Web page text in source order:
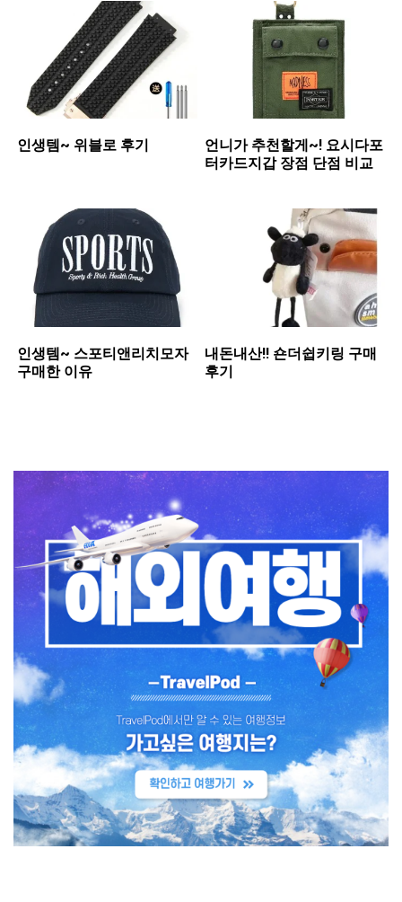
인생템~ 위블로 후기
언니가 추천할게~! 요시다포
터카드지갑 장점 단점 비교
인생템~ 스포티앤리치모자
구매한 이유
내돈내산!! 숀더쉽키링 구매
후기